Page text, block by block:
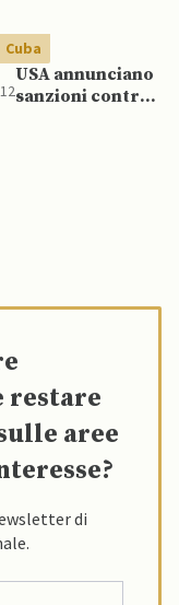
ma non aprirà il
canale”
Cuba
USA annunciano
sanzioni contro
restare
aree
di